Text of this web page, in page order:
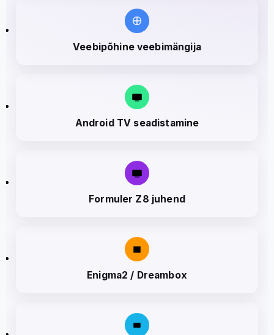
Veebipõhine veebimängija
Android TV seadistamine
Formuler Z8 juhend
Enigma2 / Dreambox